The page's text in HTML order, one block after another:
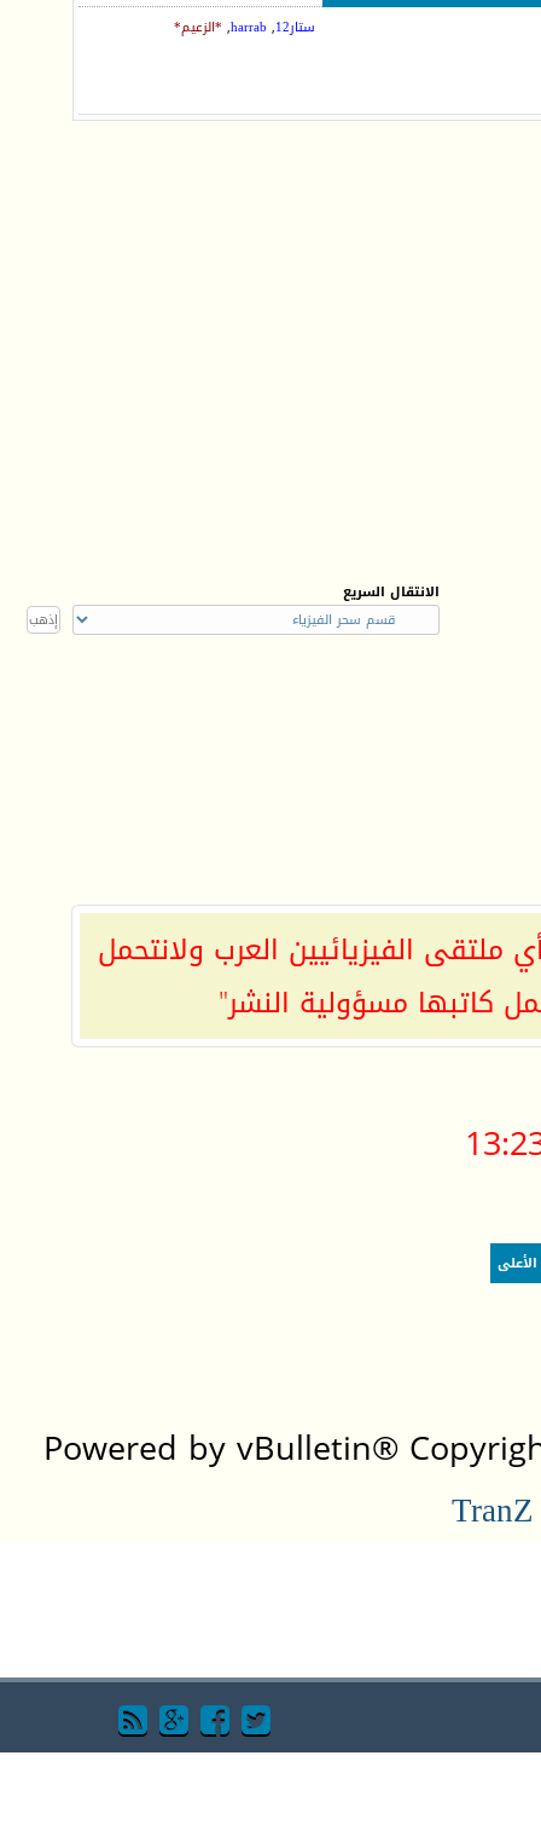
ستار12 ,
harrab
, *الزعيم*
الانتقال السريع
ملتقى الفيزيائيين العرب ولانتحمل
كاتبها مسؤولية النشر"
الأعلى
Powered by vBulletin®